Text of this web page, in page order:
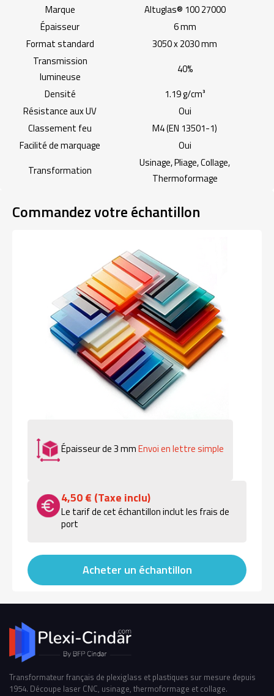
Marque
Altuglas® 100 27000
Épaisseur
6 mm
Format standard
3050 x 2030 mm
Transmission
lumineuse
40%
Densité
1.19 g/cm³
Résistance aux UV
Oui
Classement feu
M4 (EN 13501-1)
Facilité de marquage
Oui
Transformation
Usinage, Pliage, Collage,
Thermoformage
Commandez votre échantillon
Épaisseur de 3 mmEnvoi en lettre simple
4,50 € (Taxe inclu)
Le tarif de cet échantillon inclut les frais de
port
Acheter un échantillon
Transformateur français de plexiglass et plastiques sur mesure depuis
1954. Découpe laser CNC, usinage, thermoformage et collage.